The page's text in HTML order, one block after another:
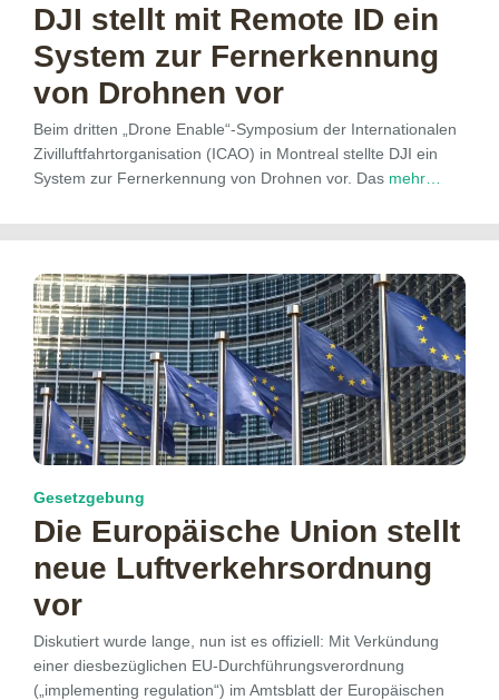
DJI stellt mit Remote ID ein
System zur Fernerkennung
von Drohnen vor
Beim dritten „Drone Enable“-Symposium der Internationalen
Zivilluftfahrtorganisation (ICAO) in Montreal stellte DJI ein
System zur Fernerkennung von Drohnen vor. Das mehr…
Gesetzgebung
Die Europäische Union stellt
neue Luftverkehrsordnung
vor
Diskutiert wurde lange, nun ist es offiziell: Mit Verkündung
einer diesbezüglichen EU-Durchführungsverordnung
(„implementing regulation“) im Amtsblatt der Europäischen